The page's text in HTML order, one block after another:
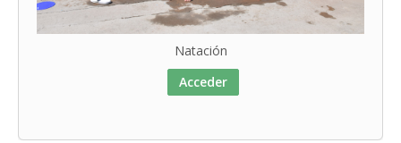
Natación
Acceder